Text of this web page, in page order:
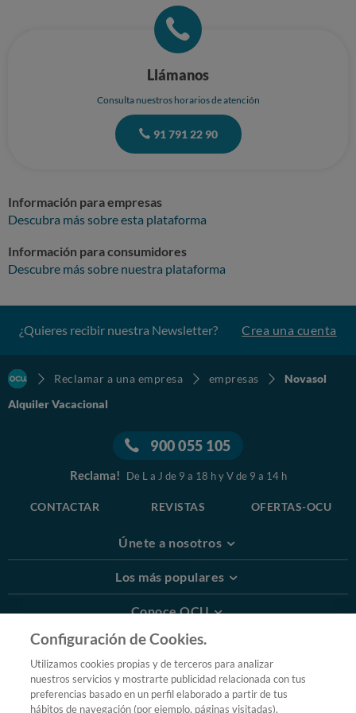
recibimos un tipo de compensación. Nadie se merece esto y menos un
27, DK-2830 Virum, Dinamarca CVR: 17484575 A la espera de vuestra
respuesta. Un saludo cordial, Ana Zizak
Llámanos
Consulta nuestros horarios de atención
91 791 22 90
Información para empresas
Descubra más sobre esta plataforma
Información para consumidores
Descubre más sobre nuestra plataforma
¿Quieres recibir nuestra Newsletter? Crea una cuenta
Reclamar a una empresa empresas
Novasol
Alquiler Vacacional
900 055 105
Reclama! De L a J de 9 a 18 h y V de 9 a 14 h
CONTACTAR REVISTAS OFERTAS-OCU
Únete a nosotros
Los más populares
Conoce OCU
Más Información
© 2026 OCU
Condiciones generales de contratación de OCU
Configuración de Cookies.
Utilizamos cookies propias y de terceros para analizar
nuestros servicios y mostrarte publicidad relacionada con tus
preferencias basado en un perfil elaborado a partir de tus
hábitos de navegación (por ejemplo, páginas visitadas).